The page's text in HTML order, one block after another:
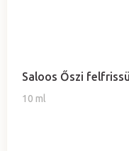
Saloos Őszi
10 ml